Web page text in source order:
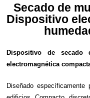
Secado de
Dispositivo
Dispositivo de
electromagnética
Diseñado